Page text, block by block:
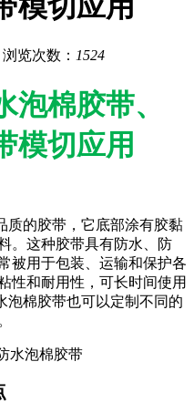
览次数： 1524
泡棉胶带、
模切应用
质的胶带，它底部涂有胶黏
。这种胶带具有防水、防
被用于包装、运输和保护各
性和耐用性，可长时间使用
泡棉胶带也可以定制不同的